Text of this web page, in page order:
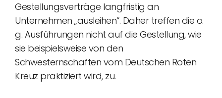
Gestellungsverträge langfristig an
Unternehmen „ausleihen“. Daher treffen die o.
g. Ausführungen nicht auf die Gestellung, wie
sie beispielsweise von den
Schwesternschaften vom Deutschen Roten
Kreuz praktiziert wird, zu.